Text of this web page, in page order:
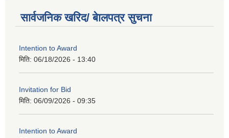
सार्वजनिक खरिद/ बेालपत्र सुचना
Intention to Award
मिति: 06/18/2026 - 13:40
Invitation for Bid
मिति: 06/09/2026 - 09:35
Intention to Award